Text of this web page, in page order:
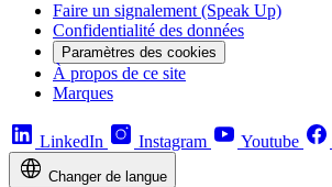
Faire un signalement (Speak Up)
Confidentialité des données
Paramètres des cookies
À propos de ce site
Marques
LinkedIn Instagram Youtube
Changer de langue